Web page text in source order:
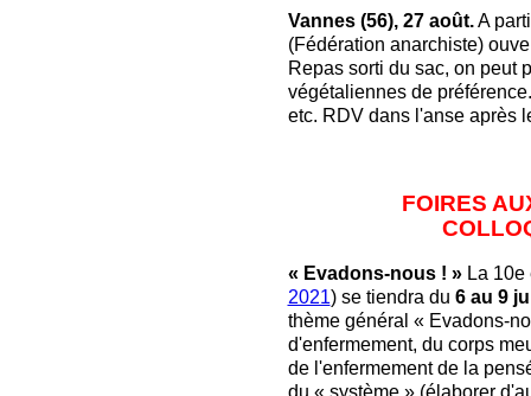
Vannes (56), 27 août.A
(Fédération anarchiste)
Repas sorti du sac, on peut
végétaliennes de
etc. RDV dans l'anse après
FOIRES
« Evadons-nous ! »La 10e
2021) se tiendra du 6 au 9
thème général « Evadons-
d'enfermement, du corps
de l'enfermement de la